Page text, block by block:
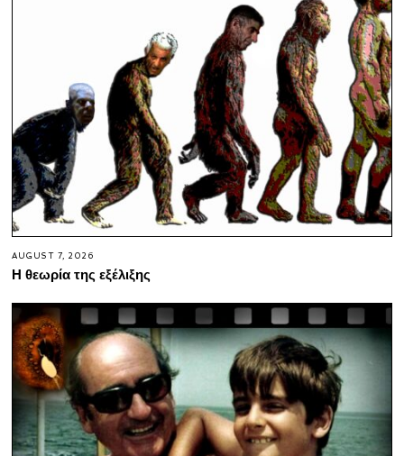
AUGUST 7, 2026
Η θεωρία της εξέλιξης